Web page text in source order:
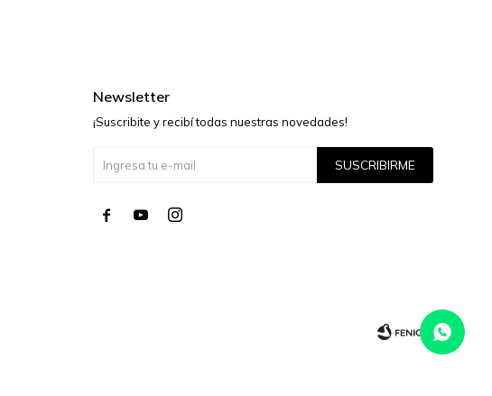
Newsletter
¡Suscribite y recibí todas nuestras novedades!
SUSCRIBIRME
  